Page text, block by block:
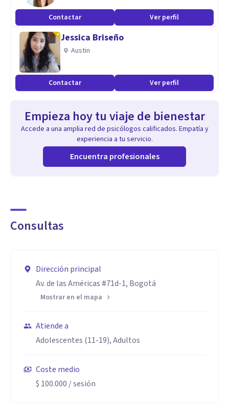
Contactar Ver perfil
Jessica Briseño
Austin
Contactar Ver perfil
Empieza hoy tu viaje de bienestar
Accede a una amplia red de psicólogos calificados. Empatía y
experiencia a tu servicio.
Encuentra profesionales
Consultas
Dirección principal
Av. de las Américas #71d-1, Bogotá
Mostrar en el mapa
Atiende a
Adolescentes (11-19), Adultos
Coste medio
$ 100.000 / sesión